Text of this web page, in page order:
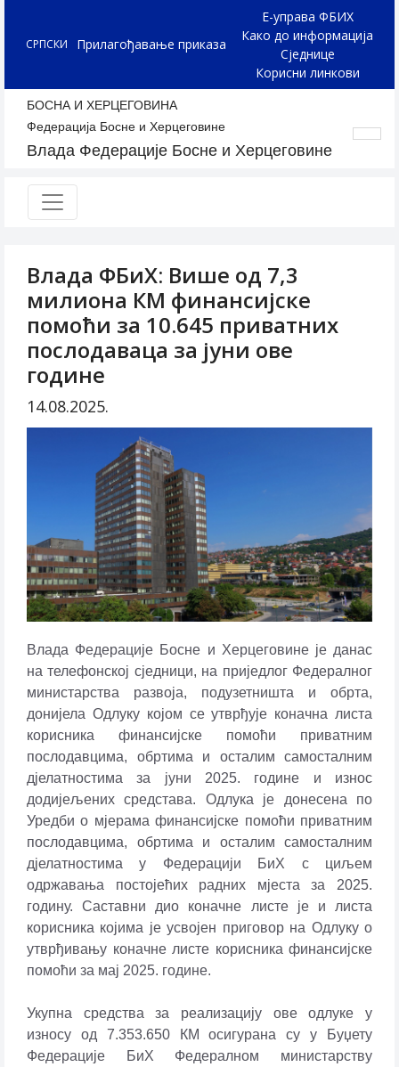
СРПСКИ Прилагођавање приказа
Е-управа ФБИХ
Како до информација
Сједнице
Корисни линкови
БОСНА И ХЕРЦЕГОВИНА
Федерација Босне и Херцеговине
Влада Федерације Босне и Херцеговине
Влада ФБиХ: Више од 7,3
милиона КМ финансијске
помоћи за 10.645 приватних
послодаваца за јуни ове
године
14.08.2025.
Влада Федерације Босне и Херцеговине је данас
на телефонској сједници, на приједлог Федералног
министарства развоја, подузетништа и обрта,
донијела Одлуку којом се утврђује коначна листа
корисника финансијске помоћи приватним
послодавцима, обртима и осталим самосталним
д‌јелатностима за јуни 2025. године и износ
додијељених средстава. Одлука је донесена по
Уредби о мјерама финансијске помоћи приватним
послодавцима, обртима и осталим самосталним
д‌јелатностима у Федерацији БиХ с циљем
одржавања постојећих радних мјеста за 2025.
годину. Саставни дио коначне листе је и листа
корисника којима је усвојен приговор на Одлуку о
утврђивању коначне листе корисника финансијске
помоћи за мај 2025. године.
Укупна средства за реализацију ове одлуке у
износу од 7.353.650 КМ осигурана су у Буџету
Федерације БиХ Федералном министарству